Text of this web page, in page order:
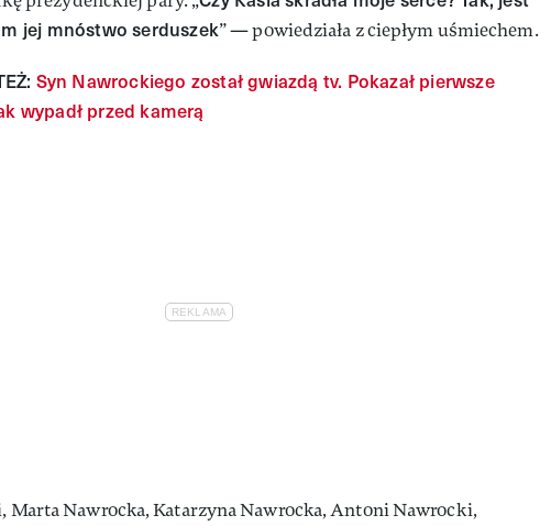
jej mnóstwo serduszek” — powiedziała z ciepłym uśmiechem.
Syn Nawrockiego został gwiazdą tv. Pokazał pierwsze
wypadł przed kamerą